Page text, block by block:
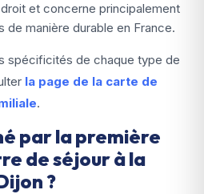
et concerne principalement
de manière durable en France.
spécificités de chaque type de
la page de la carte de
.
par la première
de séjour à la
?